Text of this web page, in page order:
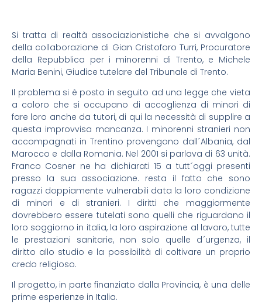
Si tratta di realtà associazionistiche che si avvalgono
della collaborazione di Gian Cristoforo Turri, Procuratore
della Repubblica per i minorenni di Trento, e Michele
Maria Benini, Giudice tutelare del Tribunale di Trento.
Il problema si è posto in seguito ad una legge che vieta
a coloro che si occupano di accoglienza di minori di
fare loro anche da tutori, di qui la necessità di supplire a
questa improvvisa mancanza. I minorenni stranieri non
accompagnati in Trentino provengono dall´Albania, dal
Marocco e dalla Romania. Nel 2001 si parlava di 63 unità.
Franco Cosner ne ha dichiarati 15 a tutt´oggi presenti
presso la sua associazione. resta il fatto che sono
ragazzi doppiamente vulnerabili data la loro condizione
di minori e di stranieri. I diritti che maggiormente
dovrebbero essere tutelati sono quelli che riguardano il
loro soggiorno in italia, la loro aspirazione al lavoro, tutte
le prestazioni sanitarie, non solo quelle d´urgenza, il
diritto allo studio e la possibilità di coltivare un proprio
credo religioso.
Il progetto, in parte finanziato dalla Provincia, è una delle
prime esperienze in Italia.